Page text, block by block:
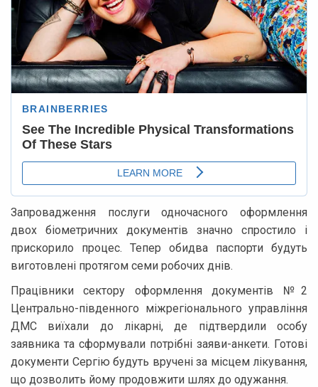
Запровадження послуги одночасного оформлення
двох біометричних документів значно спростило і
прискорило процес. Тепер обидва паспорти будуть
виготовлені протягом семи робочих днів.
Працівники сектору оформлення документів №2
Центрально-південного міжрегіонального управління
ДМС виїхали до лікарні, де підтвердили особу
заявника та сформували потрібні заяви-анкети. Готові
документи Сергію будуть вручені за місцем лікування,
що дозволить йому продовжити шлях до одужання.